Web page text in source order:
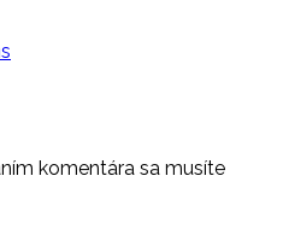
komentára sa musíte